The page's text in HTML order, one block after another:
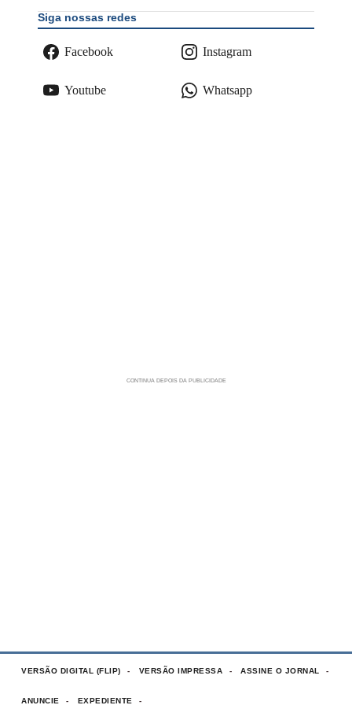
Siga nossas redes
Facebook Instagram
Youtube Whatsapp
VERSÃO DIGITAL (FLIP) VERSÃO IMPRESSA ASSINE O JORNAL
ANUNCIE EXPEDIENTE